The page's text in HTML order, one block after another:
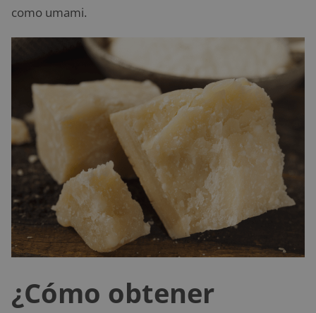
como umami.
¿Cómo obtener